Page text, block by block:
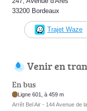
33200 Bordeaux
Trajet Waze
Venir en
En bus
Ligne 601, à 459 m
Arrêt Bel Air - 144 Avenue de